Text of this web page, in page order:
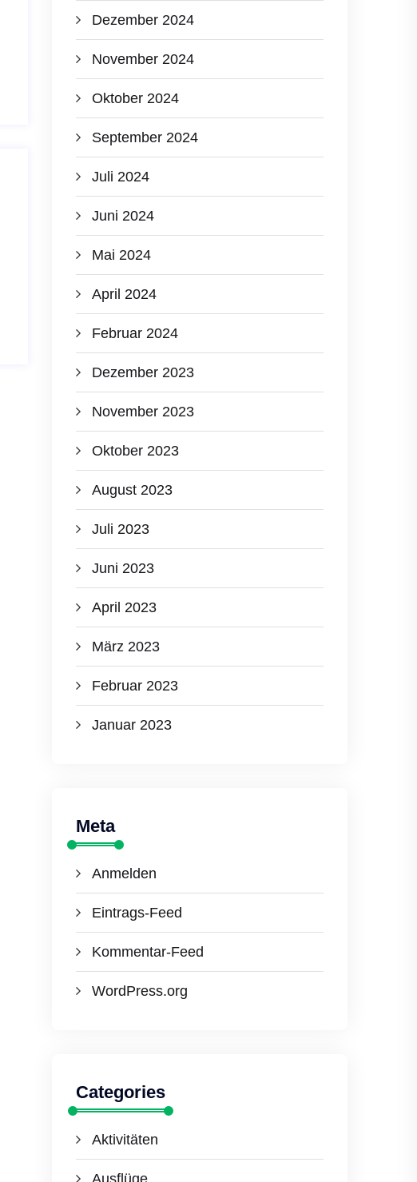
Dezember 2024
November 2024
Oktober 2024
September 2024
Juli 2024
Juni 2024
Mai 2024
April 2024
Februar 2024
Dezember 2023
November 2023
Oktober 2023
August 2023
Juli 2023
Juni 2023
April 2023
März 2023
Februar 2023
Januar 2023
Meta
Anmelden
Eintrags-Feed
Kommentar-Feed
WordPress.org
Categories
Aktivitäten
Ausflüge